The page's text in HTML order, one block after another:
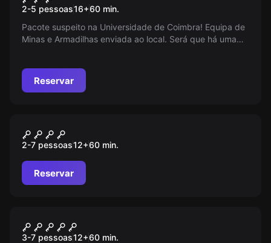
2-5 pessoas16+60 min.
Pacote suspeito na Universidade de Coimbra! Equipa de
Minas e Armadilhas enviada ao local. Será que há uma
Reservar
The Orphanage
2-7 pessoas12+60 min.
Reservar
Orient Express
3-7 pessoas12+60 min.